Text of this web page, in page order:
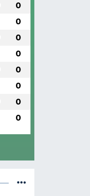
0
0
0
0
0
0
0
0